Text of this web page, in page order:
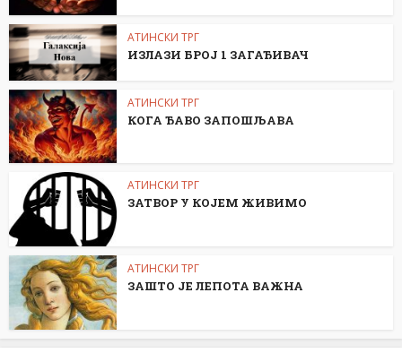
АТИНСКИ ТРГ
ИЗЛАЗИ БРОЈ 1 ЗАГАЂИВАЧ
АТИНСКИ ТРГ
КОГА ЂАВО ЗАПОШЉАВА
АТИНСКИ ТРГ
ЗАТВОР У КОЈЕМ ЖИВИМО
АТИНСКИ ТРГ
ЗАШТО ЈЕ ЛЕПОТА ВАЖНА